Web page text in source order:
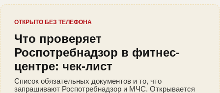
ОТКРЫТО БЕЗ ТЕЛЕФОНА
Что проверяет
Роспотребнадзор в фитнес-
центре: чек-лист
Список обязательных документов и то, что
запрашивают Роспотребнадзор и МЧС. Открывается